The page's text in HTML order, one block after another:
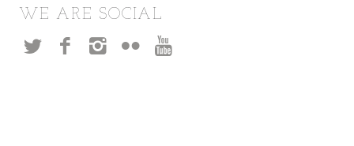
WE ARE SOCIAL